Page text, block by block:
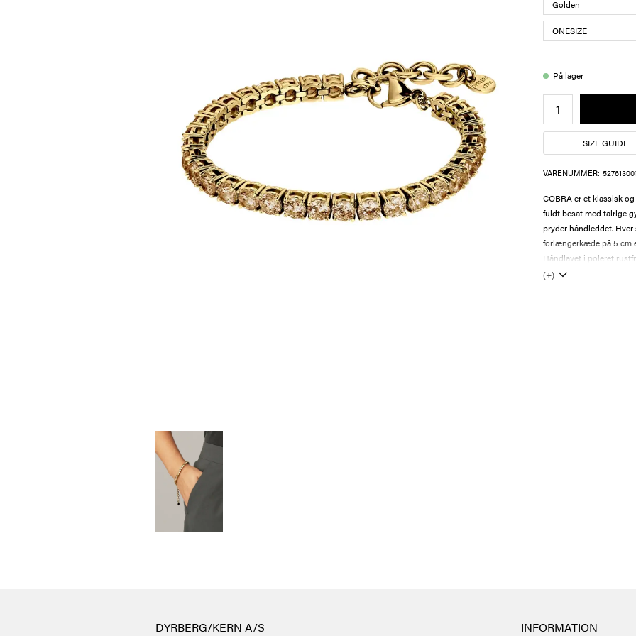
På lager
SIZE GUIDE
VARENUMMER:
COBRA er et klassisk
fuldt besat med talrige
pryder håndleddet. Hver
forlængerkæde på 5 cm
Håndlavet i poleret
(+)
DYRBERG/KERN A/S INFORMATION